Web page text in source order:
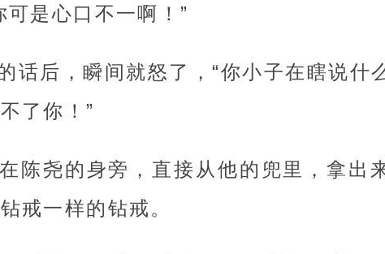
是心口不一啊！”
话后，瞬间就怒了，“你小子在瞎说什
了你！”
陈尧的身旁，直接从他的兜里，拿出
戒一样的钻戒。